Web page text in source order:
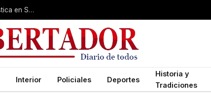
Rumbo a la Fiesta Patronal: fe, expo y una destacada oferta artística en San Roque
Interior Policiales Deportes
Historia y
Tradiciones